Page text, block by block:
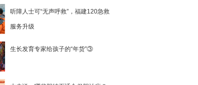
听障人士可“无声呼救”，福建120急救
服务升级
生长发育专家给孩子的“年货”③